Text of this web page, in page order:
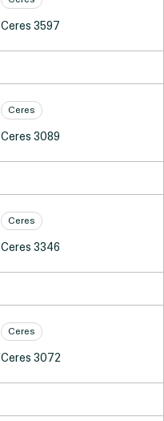
Ceres 3597
Ceres
Ceres 3089
Ceres
Ceres 3346
Ceres
Ceres 3072